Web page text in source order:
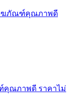
งฆภัณฑ์คุณภาพดี
ณภาพดี ราคาไม่